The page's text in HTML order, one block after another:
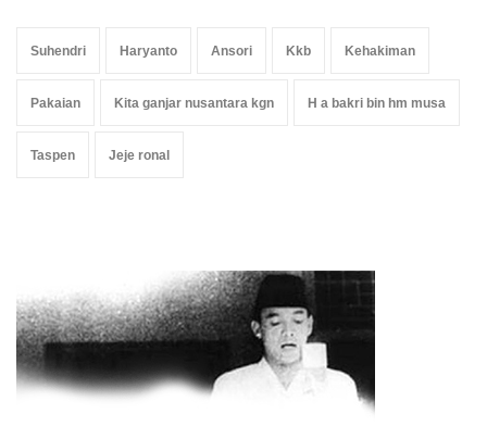
Suhendri Haryanto Ansori Kkb Kehakiman
Pakaian Kita ganjar nusantara kgn H a bakri bin hm musa
Taspen Jeje ronal